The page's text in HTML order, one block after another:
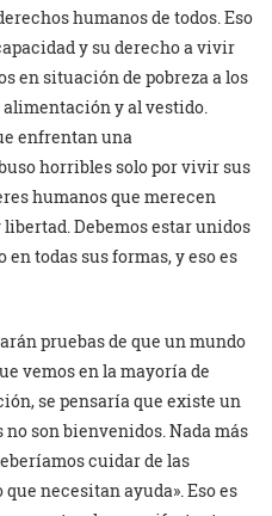
humanos de todos. Eso
y su derecho a vivir
en situación de pobreza a los
y al vestido.
enfrentan una
horribles solo por vivir sus
humanos que merecen
Debemos estar unidos
todas sus formas, y eso es
pruebas de que un mundo
vemos en la mayoría de
se pensaría que existe un
son bienvenidos. Nada más
cuidar de las
necesitan ayuda». Eso es